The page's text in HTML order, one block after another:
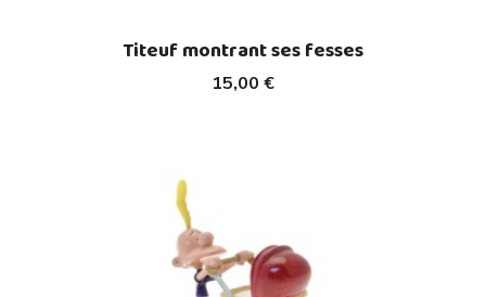
15,00 €
Titeuf montrant ses fesses